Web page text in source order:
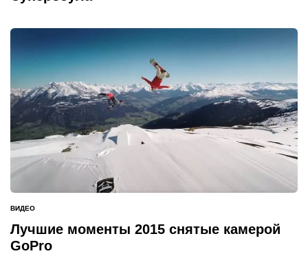
ОПУБЛИКОВАНО
В
ВИДЕО
Лучшие моменты 2015 снятые камерой
GoPro